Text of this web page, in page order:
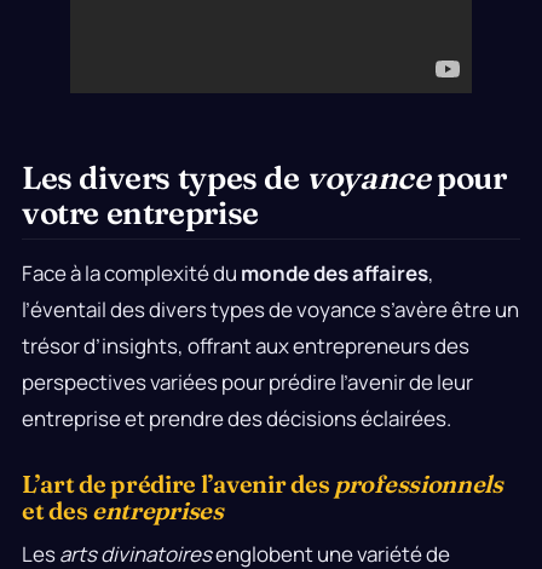
Les divers types de voyancepour
votre entreprise
Face à la complexité du monde des affaires,
l’éventail des divers types de voyance s’avère être un
trésor d’insights, offrant aux entrepreneurs des
perspectives variées pour prédire l’avenir de leur
entreprise et prendre des décisions éclairées.
L’art de prédire l’avenir des professionnels
et des entreprises
Lesarts divinatoiresenglobent une variété de